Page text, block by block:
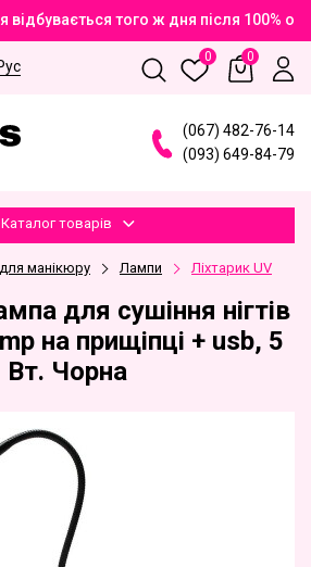
того ж дня після 100%
0 0
(067) 482-76-14
(093) 649-84-79
Каталог товарів
для манікюру Лампи Ліхтарик UV
для сушіння нігтів
на прищіпці + usb, 5
Вт. Чорна